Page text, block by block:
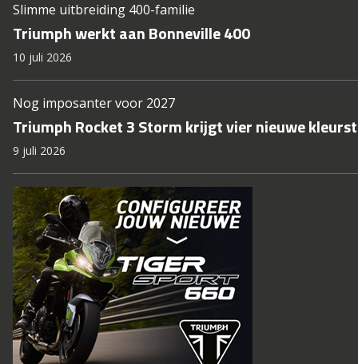
Slimme uitbreiding 400-familie
Triumph werkt aan Bonneville 400
10 juli 2026
Nog imposanter voor 2027
Triumph Rocket 3 Storm krijgt vier nieuwe
9 juli 2026